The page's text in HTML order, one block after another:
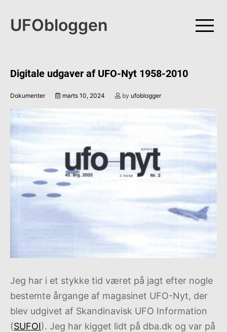
content
UFObloggen
Digitale udgaver af UFO-Nyt 1958-2010
Dokumenter marts 10, 2024 by ufoblogger
Jeg har i et stykke tid været på jagt efter nogle
bestemte årgange af magasinet UFO-Nyt, der
blev udgivet af Skandinavisk UFO Information
(SUFOI). Jeg har kigget lidt på dba.dk og var på